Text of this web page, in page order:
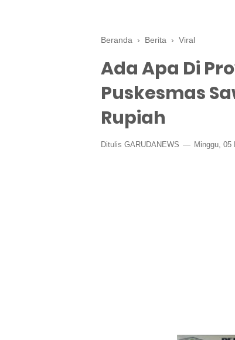
Beranda › Berita › Viral
Ada Apa Di
Puskesmas
Rupiah
Ditulis GARUDANEWS Minggu, 05